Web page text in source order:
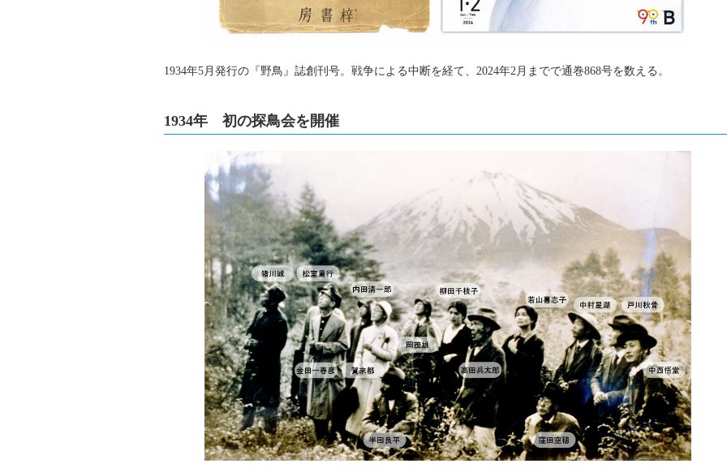
1934年5月発行の『野鳥』誌創刊号。戦争による中断を経て、2024年2月までで通巻868号を数える。
1934年 初の探鳥会を開催